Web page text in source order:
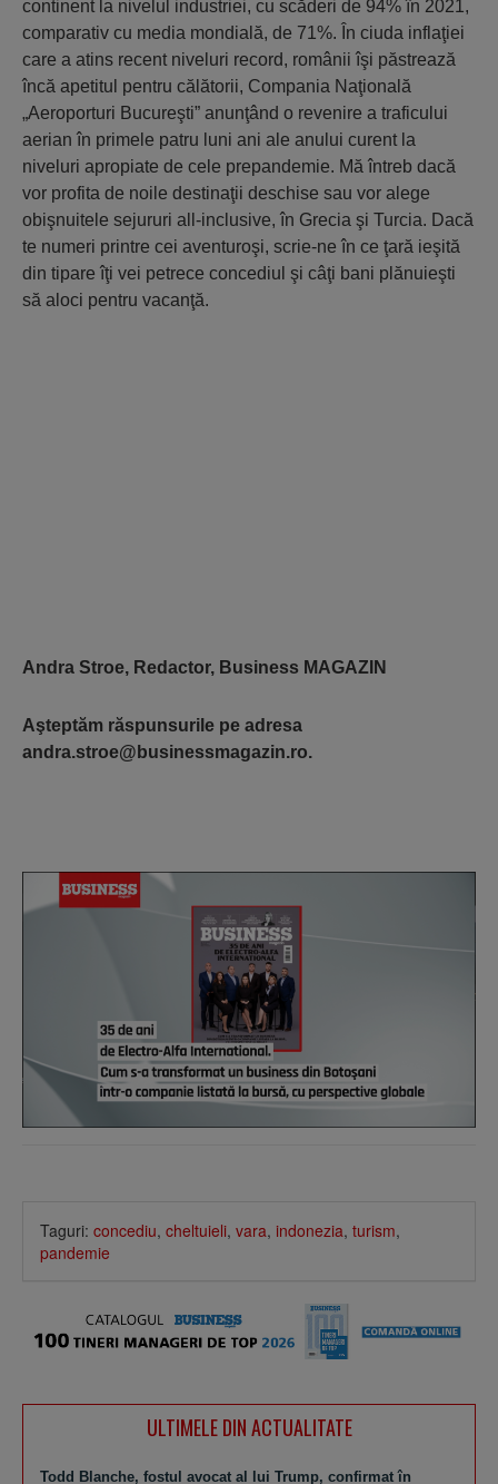
continent la nivelul industriei, cu scăderi de 94% în 2021,
comparativ cu media mondială, de 71%. În ciuda inflaţiei
care a atins recent niveluri record, românii îşi păstrează
încă apetitul pentru călătorii, Compania Naţională
„Aeroporturi Bucureşti” anunţând o revenire a traficului
aerian în primele patru luni ani ale anului curent la
niveluri apropiate de cele prepandemie. Mă întreb dacă
vor profita de noile destinaţii deschise sau vor alege
obişnuitele sejururi all-inclusive, în Grecia şi Turcia. Dacă
te numeri printre cei aventuroşi, scrie-ne în ce ţară ieşită
din tipare îţi vei petrece concediul şi câţi bani plănuieşti
să aloci pentru vacanţă.
Andra Stroe, Redactor, Business MAGAZIN
Aşteptăm răspunsurile pe adresa
andra.stroe@businessmagazin.ro.
Taguri: concediu, cheltuieli, vara, indonezia, turism,
pandemie
ULTIMELE DIN ACTUALITATE
Todd Blanche, fostul avocat al lui Trump, confirmat în